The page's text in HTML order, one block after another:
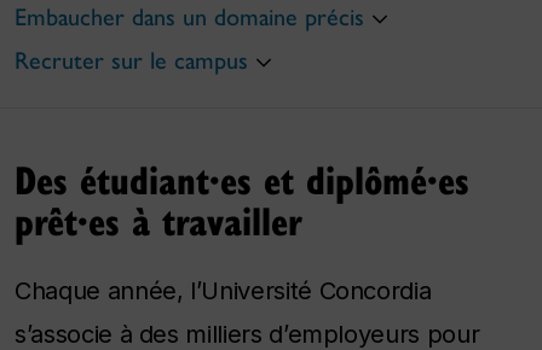
Embaucher dans un domaine précis
Recruter sur le campus
Des étudiant·es et diplômé·es
prêt·es à travailler
Chaque année, l’Université Concordia
s’associe à des milliers d’employeurs pour